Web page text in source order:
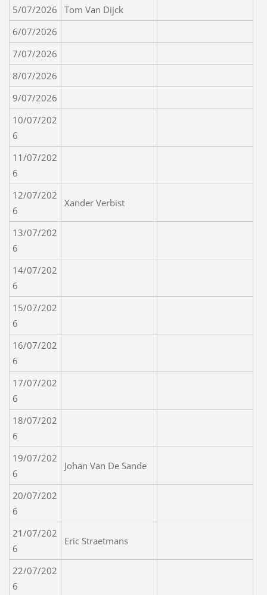
5/07/2026
Tom Van Dijck
6/07/2026
7/07/2026
8/07/2026
9/07/2026
10/07/202
6
11/07/202
6
12/07/202
6
Xander Verbist
13/07/202
6
14/07/202
6
15/07/202
6
16/07/202
6
17/07/202
6
18/07/202
6
19/07/202
6
Johan Van De Sande
20/07/202
6
21/07/202
6
Eric Straetmans
22/07/202
6